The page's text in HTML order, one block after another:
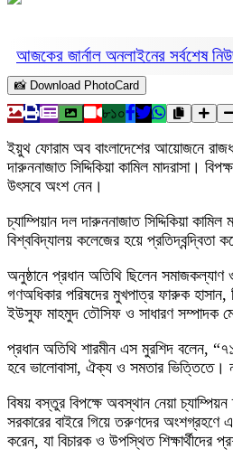
আজকের জার্নাল অনলাইনের সর্বশেষ
📸 Download PhotoCard
৮১০
ইয়ুথ ফোরাম অব বাংলাদেশের আয়োজনে
দারুননাজাত সিদ্দিকিয়া কামিল মাদরাসা।
উৎসবে অংশ নেন।
চ্যাম্পিয়ান দল দারুননাজাত সিদ্দিকিয়া
বিশ্ববিদ্যালয় কলেজের হয়ে
অনুষ্ঠানে প্রধান অতিথি ছিলেন সমাজকল্যাণ
গণঅধিকার পরিষদের মুখপাত্র ফারুক হাসান,
ইউসুফ মাহমুদ তৌসিফ ও সাধারণ সম্পাদক
প্রধান অতিথি শারমীন এস মুরশিদ বলেন,
হবে ভালোবাসা, ঐক্য ও সমতার ভিত্তিতে।
বিষয় বস্তুর বিপক্ষে অবস্থান নেয়া চ্যাম্পিয়ন
সরকারের বাইরে গিয়ে তরুণদের অংশগ্রহণে
করেন, যা বিচারক ও উপস্থিত শিক্ষার্থীদের